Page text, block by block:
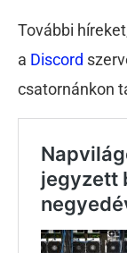
További
a Discord
csatornánkon